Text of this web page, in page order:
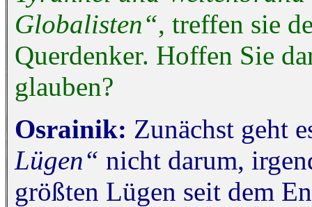
Globalisten“, treffen sie
Querdenker. Hoffen Sie
glauben?
Osrainik: Zunächst geht
Lügen“ nicht darum,
größten Lügen seit dem